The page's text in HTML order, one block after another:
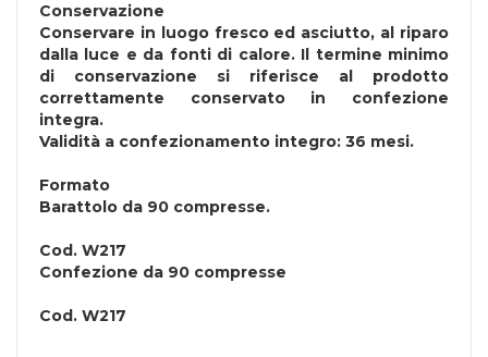
Conservazione
Conservare in luogo fresco ed asciutto, al riparo
dalla luce e da fonti di calore. Il termine minimo
di conservazione si riferisce al prodotto
correttamente conservato in confezione
integra.
Validità a confezionamento integro: 36 mesi.
Formato
Barattolo da 90 compresse.
Cod. W217
Confezione da 90 compresse
Cod. W217